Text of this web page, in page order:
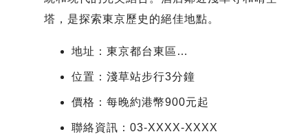
塔，是探索東京歷史的絕佳地點。
地址：東京都台東區…
位置：淺草站步行3分鐘
價格：每晚約港幣900元起
聯絡資訊：03-XXXX-XXXX